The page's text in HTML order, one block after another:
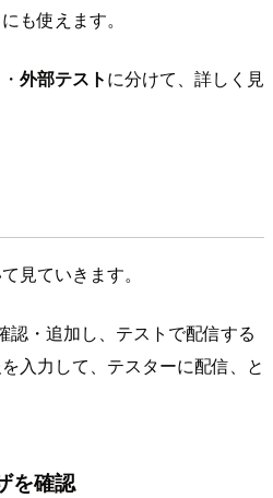
も使えます。
・ 外部テストに分けて、詳しく見
見ていきます。
認・追加し、テストで配信する
入力して、テスターに配信、と
を確認